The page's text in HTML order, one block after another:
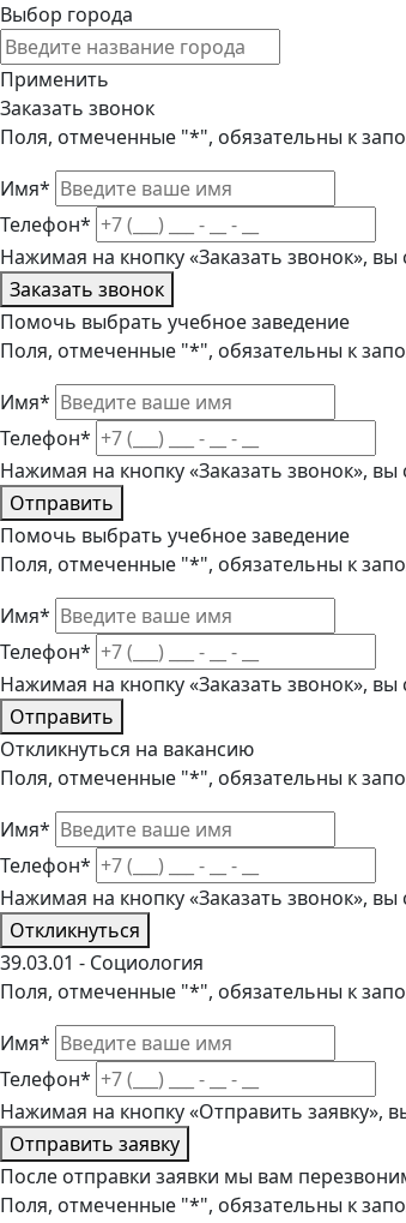
Выбор города
Применить
Заказать звонок
Поля, отмеченные "*", обязательны к
Имя*
Телефон*
Нажимая на кнопку «Заказать звонок»,
Заказать звонок
Помочь выбрать учебное заведение
Поля, отмеченные "*", обязательны к
Имя*
Телефон*
Нажимая на кнопку «Заказать звонок»,
Отправить
Помочь выбрать учебное заведение
Поля, отмеченные "*", обязательны к
Имя*
Телефон*
Нажимая на кнопку «Заказать звонок»,
Отправить
Откликнуться на вакансию
Поля, отмеченные "*", обязательны к
Имя*
Телефон*
Нажимая на кнопку «Заказать звонок»,
Откликнуться
39.03.01 - Социология
Поля, отмеченные "*", обязательны к
Имя*
Телефон*
Нажимая на кнопку «Отправить заявку»,
Отправить заявку
После отправки заявки мы вам
Поля, отмеченные "*", обязательны к